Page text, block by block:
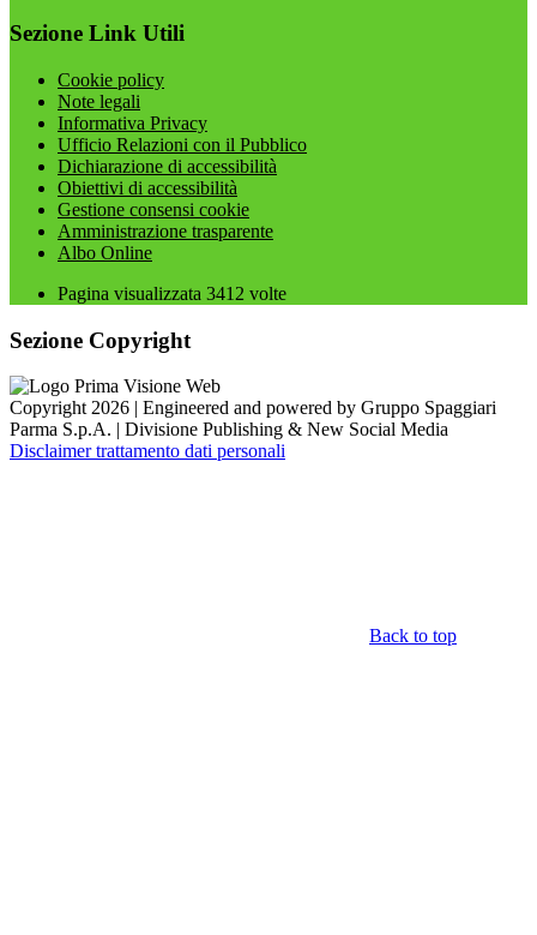
Sezione Link Utili
Cookie policy
Note legali
Informativa Privacy
Ufficio Relazioni con il Pubblico
Dichiarazione di accessibilità
Obiettivi di accessibilità
Gestione consensi cookie
Amministrazione trasparente
Albo Online
Pagina visualizzata 3412 volte
Sezione Copyright
Copyright 2026 | Engineered and powered by Gruppo Spaggiari
Parma S.p.A. | Divisione Publishing & New Social Media
Disclaimer trattamento dati personali
Back to top